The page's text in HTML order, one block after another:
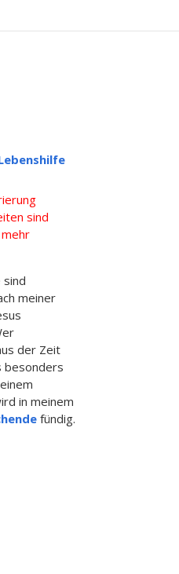
sind
sind
meiner
der Zeit
besonders
in meinem
fündig.